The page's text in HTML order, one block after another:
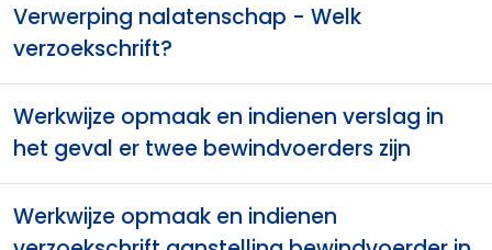
Verwerping nalatenschap - Welk
verzoekschrift?
Werkwijze opmaak en indienen verslag in
het geval er twee bewindvoerders zijn
Werkwijze opmaak en indienen